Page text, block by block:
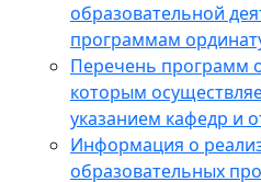
образовательной
программам
Перечень программ
которым
указанием кафедр и
Информация о
образовательных